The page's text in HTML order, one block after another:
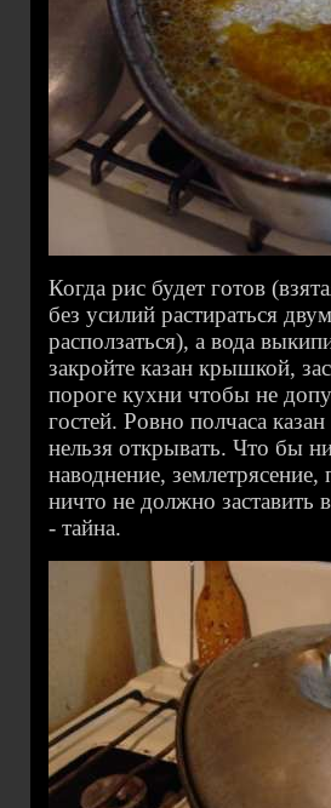
Когда рис будет готов
без усилий растираться
расползаться), а вода
закройте казан крышкой,
пороге кухни чтобы не
гостей. Ровно полчаса
нельзя открывать. Что бы
наводнение,
ничто не должно
- тайна.